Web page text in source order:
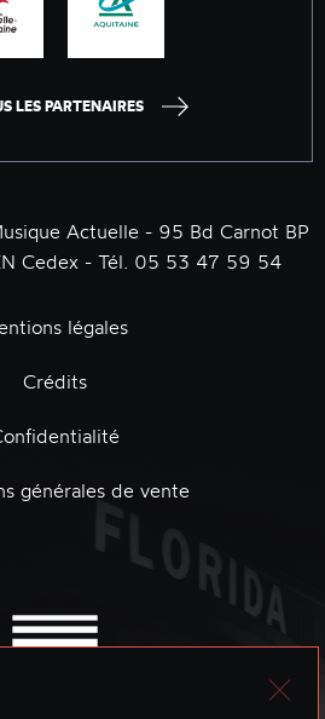
LES PARTENAIRES
Actuelle - 95 Bd Carnot BP
Cedex - Tél. 05 53 47 59 54
légales
Crédits
générales de vente